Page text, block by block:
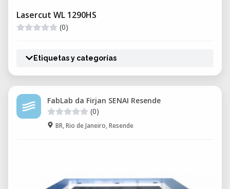
Lasercut WL 1290HS
(0)
Etiquetas y categorías
FabLab da Firjan SENAI Resende
(0)
BR, Rio de Janeiro, Resende